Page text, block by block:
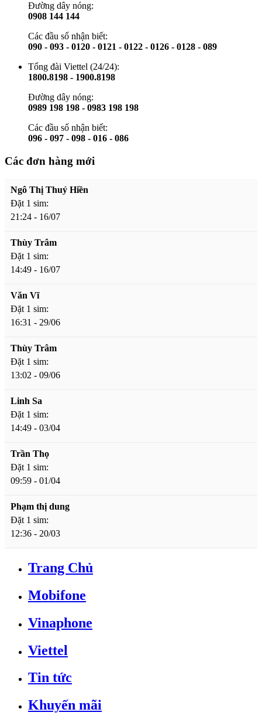
Đường dây nóng:
0908 144 144
Các đầu số nhận biết:
090 - 093 - 0120 - 0121 - 0122 - 0126 - 0128 - 089
Tổng đài Viettel (24/24):
1800.8198 - 1900.8198
Đường dây nóng:
0989 198 198 - 0983 198 198
Các đầu số nhận biết:
096 - 097 - 098 - 016 - 086
Các đơn hàng mới
Ngô Thị Thuý Hiền
Đặt 1 sim:
21:24 - 16/07
Thùy Trâm
Đặt 1 sim:
14:49 - 16/07
Văn Vĩ
Đặt 1 sim:
16:31 - 29/06
Thùy Trâm
Đặt 1 sim:
13:02 - 09/06
Linh Sa
Đặt 1 sim:
14:49 - 03/04
Trần Thọ
Đặt 1 sim:
09:59 - 01/04
Phạm thị dung
Đặt 1 sim:
12:36 - 20/03
Trang Chủ
Mobifone
Vinaphone
Viettel
Tin tức
Khuyến mãi